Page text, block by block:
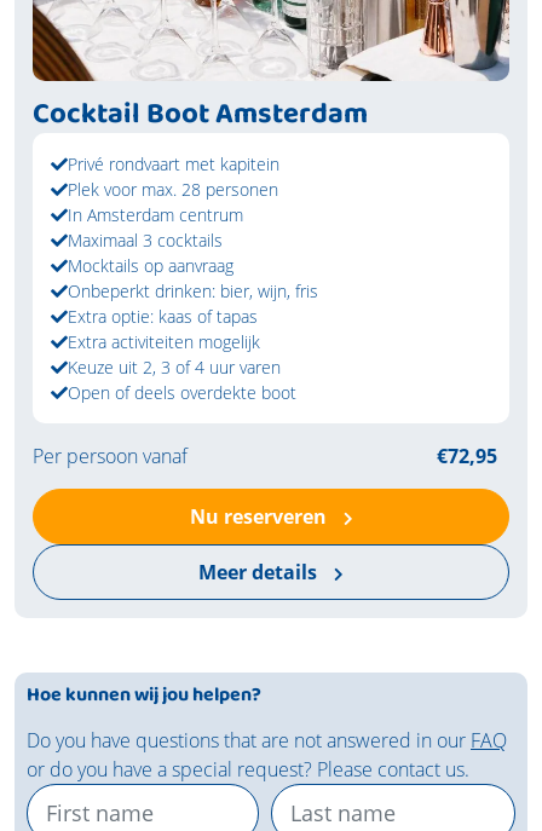
Cocktail Boot Amsterdam
Privé rondvaart met kapitein
Plek voor max. 28 personen
In Amsterdam centrum
Maximaal 3 cocktails
Mocktails op aanvraag
Onbeperkt drinken: bier, wijn, fris
Extra optie: kaas of tapas
Extra activiteiten mogelijk
Keuze uit 2, 3 of 4 uur varen
Open of deels overdekte boot
Per persoon vanaf €72,95
Nu reserveren
Meer details
Hoe kunnen wij jou helpen?
Do you have questions that are not answered in our FAQ
or do you have a special request? Please contact us.